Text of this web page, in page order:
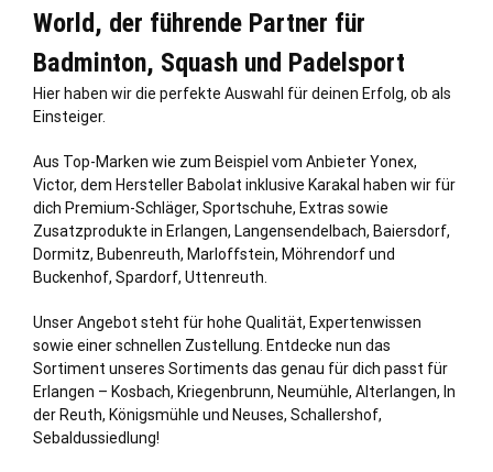
World, der führende Partner für
Badminton, Squash und Padelsport
Hier haben wir die perfekte Auswahl für deinen Erfolg, ob als
Einsteiger.
Aus Top-Marken wie zum Beispiel vom Anbieter Yonex,
Victor, dem Hersteller Babolat inklusive Karakal haben wir für
dich Premium-Schläger, Sportschuhe, Extras sowie
Zusatzprodukte in Erlangen, Langensendelbach, Baiersdorf,
Dormitz, Bubenreuth, Marloffstein, Möhrendorf und
Buckenhof, Spardorf, Uttenreuth.
Unser Angebot steht für hohe Qualität, Expertenwissen
sowie einer schnellen Zustellung. Entdecke nun das
Sortiment unseres Sortiments das genau für dich passt für
Erlangen – Kosbach, Kriegenbrunn, Neumühle, Alterlangen, In
der Reuth, Königsmühle und Neuses, Schallershof,
Sebaldussiedlung!